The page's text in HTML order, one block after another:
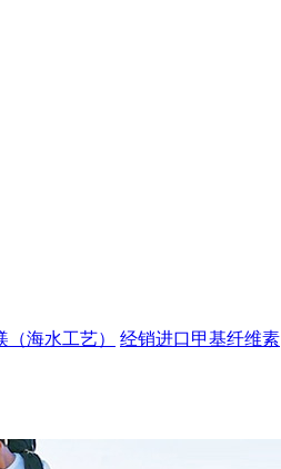
海水工艺）
经销进口甲基纤维素